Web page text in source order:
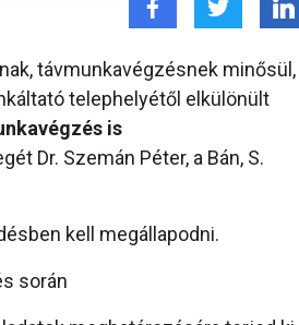
távmunkavégzésnek minősül,
telephelyétől elkülönült
is
Dr. Szemán Péter, a Bán, S.
kell megállapodni.
során